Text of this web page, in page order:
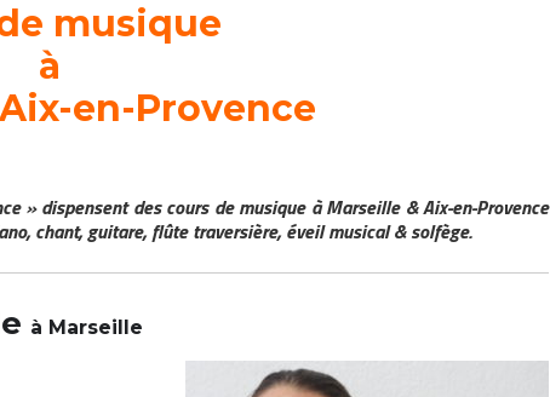
musique
à
en-Provence
» dispensent des cours de musique à Marseille & Aix-en-Provence
chant, guitare, flûte traversière, éveil musical & solfège.
à Marseille